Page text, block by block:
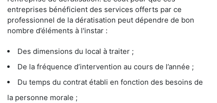
entreprises bénéficient des services offerts par ce
professionnel de la dératisation peut dépendre de bon
nombre d’éléments à l'instar :
Des dimensions du local à traiter ;
De la fréquence d’intervention au cours de l’année ;
Du temps du contrat établi en fonction des besoins de
la personne morale ;